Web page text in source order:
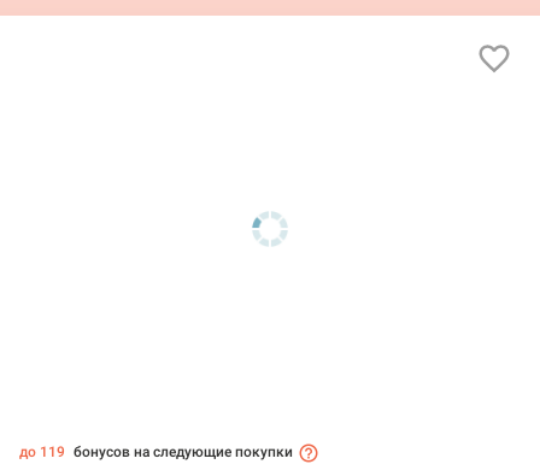
до 119 бонусов на следующие покупки